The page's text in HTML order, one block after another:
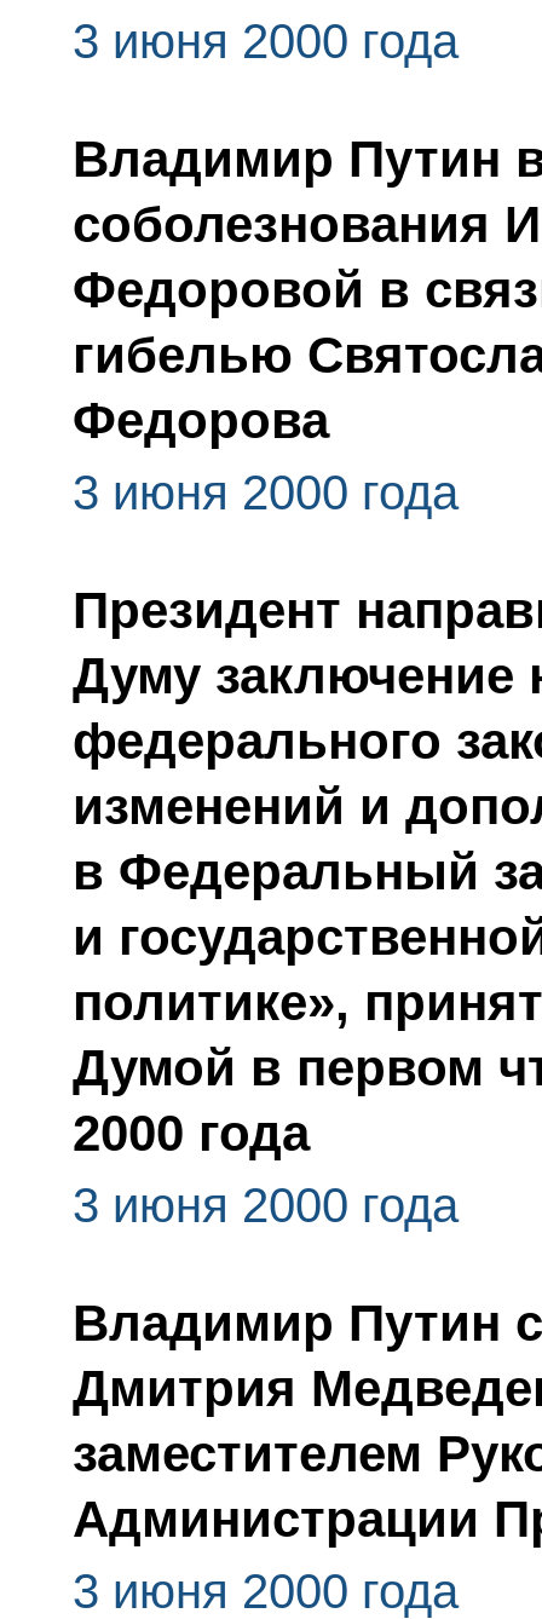
3 июня 2000 года
Владимир Путин
соболезнования
Федоровой в
гибелью
Федорова
3 июня 2000 года
Президент
Думу заключение
федерального
изменений и
в Федеральный
и
политике»,
Думой в первом
2000 года
3 июня 2000 года
Владимир Путин
Дмитрия
заместителем
Администрации
3 июня 2000 года